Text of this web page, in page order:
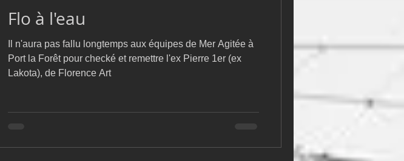
Flo à l'eau
Il n'aura pas fallu longtemps aux équipes de Mer Agitée à
Port la Forêt pour checké et remettre l'ex Pierre 1er (ex
Lakota), de Florence Art